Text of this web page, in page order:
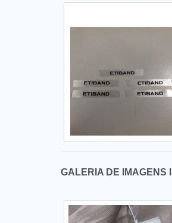
GALERIA DE IMAGENS